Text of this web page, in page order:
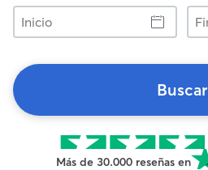
Inicio
Fin
Buscar
Más de 30.000 reseñas en